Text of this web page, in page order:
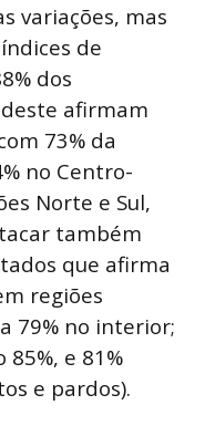
variações, mas
de
dos
afirmam
73% da
no Centro-
Norte e Sul,
também
que afirma
regiões
79% no interior;
e 81%
e pardos).